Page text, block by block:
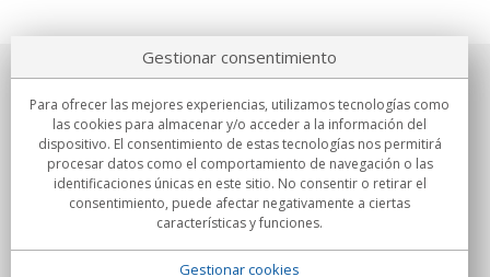
Sobre nosotros
Compromisos
Compras
Gestionar consentimiento
Para ofrecer las mejores experiencias, utilizamos tecnologías como
las cookies para almacenar y/o acceder a la información del
dispositivo. El consentimiento de estas tecnologías nos permitirá
procesar datos como el comportamiento de navegación o las
identificaciones únicas en este sitio. No consentir o retirar el
consentimiento, puede afectar negativamente a ciertas
características y funciones.
Gestionar cookies